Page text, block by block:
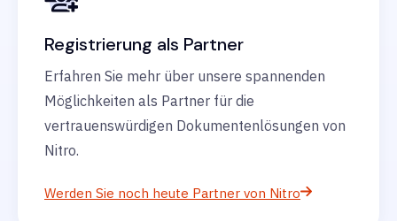
Registrierung als Partner
Erfahren Sie mehr über unsere spannenden
Möglichkeiten als Partner für die
vertrauenswürdigen Dokumentenlösungen von
Nitro.
Werden Sie noch heute Partner von Nitro